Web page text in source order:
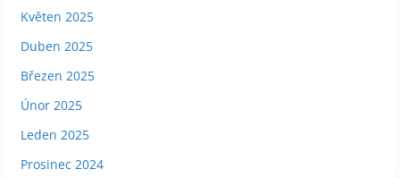
Květen 2025
Duben 2025
Březen 2025
Únor 2025
Leden 2025
Prosinec 2024